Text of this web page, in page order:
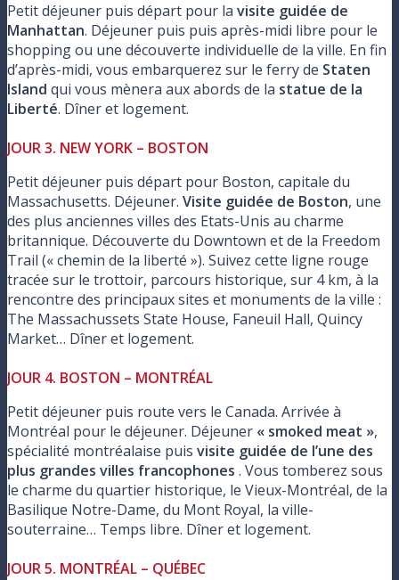
Petit déjeuner puis départ pour la visite guidée de
Manhattan. Déjeuner puis puis après-midi libre pour le
shopping ou une découverte individuelle de la ville. En fin
d’après-midi, vous embarquerez sur le ferry de Staten
Island qui vous mènera aux abords de la statue de la
Liberté. Dîner et logement.
JOUR 3. NEW YORK – BOSTON
Petit déjeuner puis départ pour Boston, capitale du
Massachusetts. Déjeuner. Visite guidée de Boston, une
des plus anciennes villes des Etats-Unis au charme
britannique. Découverte du Downtown et de la Freedom
Trail (« chemin de la liberté »). Suivez cette ligne rouge
tracée sur le trottoir, parcours historique, sur 4 km, à la
rencontre des principaux sites et monuments de la ville :
The Massachussets State House, Faneuil Hall, Quincy
Market… Dîner et logement.
JOUR 4. BOSTON – MONTRÉAL
Petit déjeuner puis route vers le Canada. Arrivée à
Montréal pour le déjeuner. Déjeuner « smoked meat »,
spécialité montréalaise puis visite guidée de l’une des
plus grandes villes francophones . Vous tomberez sous
le charme du quartier historique, le Vieux-Montréal, de la
Basilique Notre-Dame, du Mont Royal, la ville-
souterraine… Temps libre. Dîner et logement.
JOUR 5. MONTRÉAL – QUÉBEC